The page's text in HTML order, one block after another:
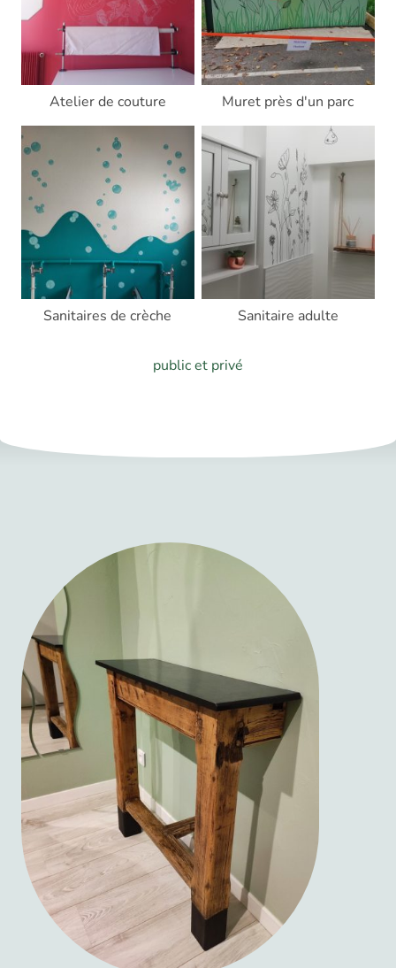
Atelier de couture Muret près d'un parc
Sanitaires de crèche Sanitaire adulte
public et privé